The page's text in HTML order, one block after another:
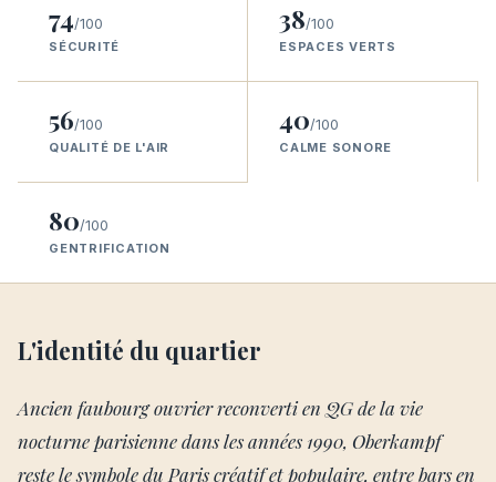
74/100
SÉCURITÉ
38/100
ESPACES VERTS
56/100
QUALITÉ DE L'AIR
40/100
CALME SONORE
80/100
GENTRIFICATION
L'identité du quartier
Ancien faubourg ouvrier reconverti en QG de la vie
nocturne parisienne dans les années 1990, Oberkampf
reste le symbole du Paris créatif et populaire, entre bars en